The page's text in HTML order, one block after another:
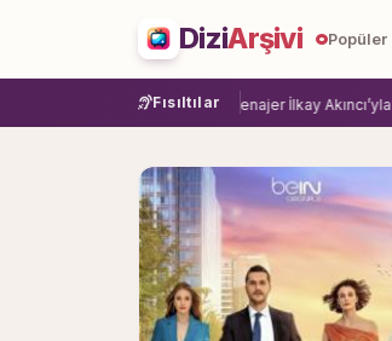
DiziArşivi
Fısıltılar
Damla Sönmez, menajer İlkay Akıncı’yla